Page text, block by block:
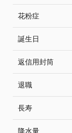
花粉症
誕生日
返信用封筒
退職
長寿
降水量